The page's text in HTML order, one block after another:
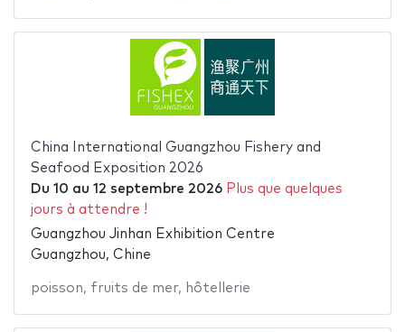
China International Guangzhou Fishery and
Seafood Exposition 2026
Du 10 au 12 septembre 2026 Plus que quelques
jours à attendre !
Guangzhou Jinhan Exhibition Centre
Guangzhou, Chine
poisson, fruits de mer, hôtellerie